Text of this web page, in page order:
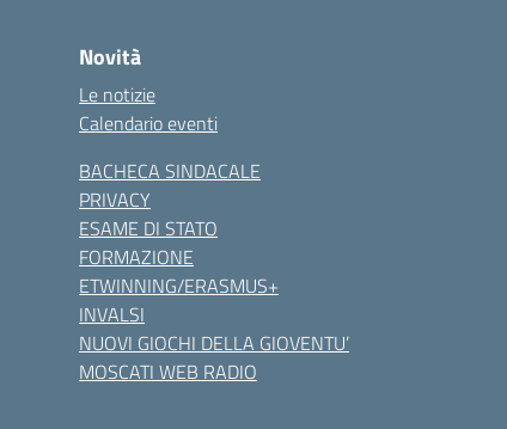
Novità
Le notizie
Calendario eventi
BACHECA SINDACALE
PRIVACY
ESAME DI STATO
FORMAZIONE
ETWINNING/ERASMUS+
INVALSI
NUOVI GIOCHI DELLA GIOVENTU’
MOSCATI WEB RADIO